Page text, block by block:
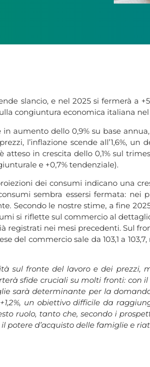
slancio, e nel 2025 si fermerà a
congiuntura economica italiana
dello 0,9% su base
l’inflazione scende all’1,6%,
in crescita dello 0,1% sul
e +0,7% tendenziale).
dei consumi indicano una
sembra essersi fermata: nei
Secondo le nostre stime, a fine
si riflette sul commercio al
registrati nei mesi precedenti. Sul
del commercio sale da 103,1 a
sul fronte del lavoro e dei prezzi,
sfide cruciali su molti fronti: con
sarà determinante per la
un obiettivo difficile da
ruolo, tanto che, secondo i
potere d’acquisto delle famiglie e